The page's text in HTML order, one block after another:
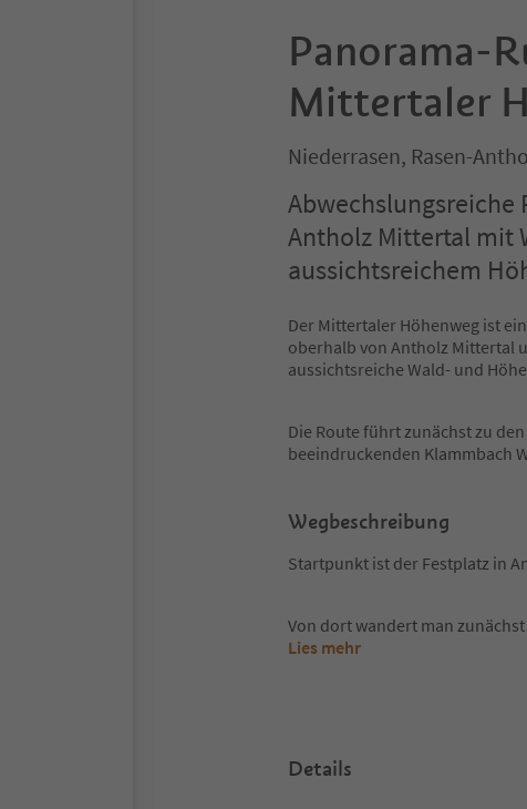
Panorama-
Mittertaler
Niederrasen, Rasen-
Abwechslungsreiche
Antholz Mittertal mit
aussichtsreichem
Der Mittertaler Höhenweg ist
oberhalb von Antholz Mittertal
aussichtsreiche Wald- und
Die Route führt zunächst zu
beeindruckenden Klammbach
Wegbeschreibung
Startpunkt ist der Festplatz in
Von dort wandert man
Lies mehr
Details